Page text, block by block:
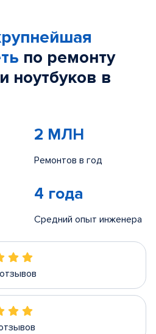
по ремонту
ноутбуков в
2 МЛН
Ремонтов в год
4 года
Средний опыт инженера